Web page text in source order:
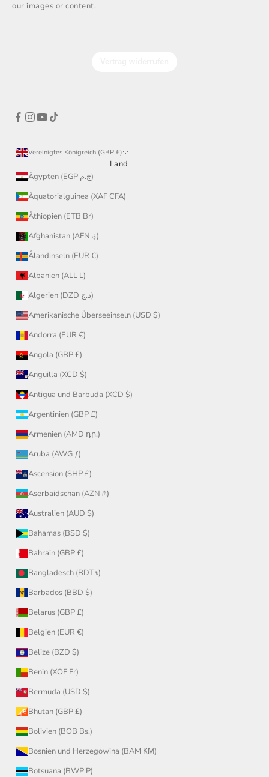
our images or content.
Vereinigtes Königreich (GBP £)
Land
Ägypten (EGP ج.م)
Äquatorialguinea (XAF CFA)
Äthiopien (ETB Br)
Afghanistan (AFN ؋)
Ålandinseln (EUR €)
Albanien (ALL L)
Algerien (DZD د.ج)
Amerikanische Überseeinseln (USD $)
Andorra (EUR €)
Angola (GBP £)
Anguilla (XCD $)
Antigua und Barbuda (XCD $)
Argentinien (GBP £)
Armenien (AMD դր.)
Aruba (AWG ƒ)
Ascension (SHP £)
Aserbaidschan (AZN ₼)
Australien (AUD $)
Bahamas (BSD $)
Bahrain (GBP £)
Bangladesch (BDT ৳)
Barbados (BBD $)
Belarus (GBP £)
Belgien (EUR €)
Belize (BZD $)
Benin (XOF Fr)
Bermuda (USD $)
Bhutan (GBP £)
Bolivien (BOB Bs.)
Bosnien und Herzegowina (BAM КМ)
Botsuana (BWP P)